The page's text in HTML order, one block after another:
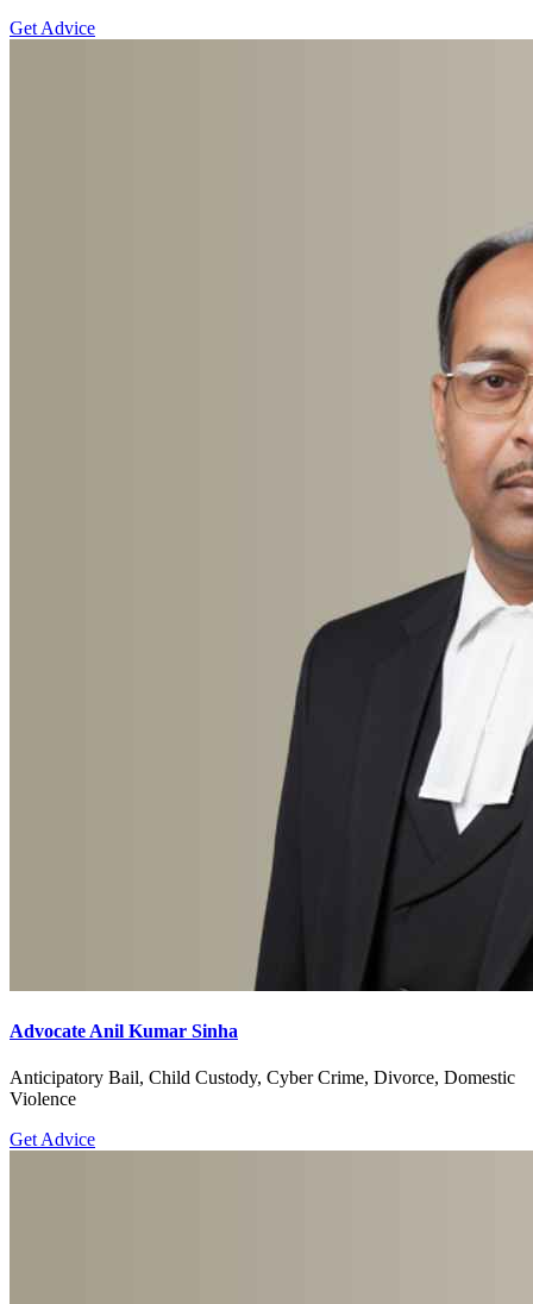
Get Advice
Advocate Anil Kumar Sinha
Anticipatory Bail, Child Custody, Cyber Crime, Divorce, Domestic
Violence
Get Advice